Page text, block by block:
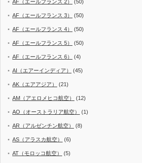
AF（エールフランス 2） (50)
AF（エールフランス 3） (50)
AF（エールフランス 4） (50)
AF（エールフランス 5） (50)
AF（エールフランス 6） (4)
AI（エアーインディア） (45)
AK（エアアジア） (21)
AM（アエロメヒコ航空） (12)
AO（オーストラリア航空） (1)
AR（アルゼンチン航空） (8)
AS（アラスカ航空） (6)
AT（モロッコ航空） (5)